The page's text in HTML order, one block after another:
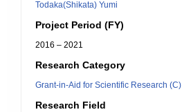
Todaka(Shikata) Yumi
Project Period (FY)
2016 – 2021
Research Category
Grant-in-Aid for Scientific Research (C)
Research Field